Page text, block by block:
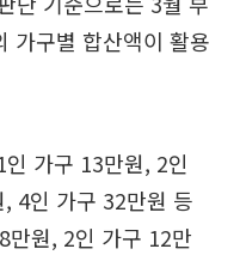
가구별 합산액이 활용
가구 13만원, 2인
4인 가구 32만원 등
만원, 2인 가구 12만